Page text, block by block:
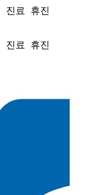
진료 휴진
진료 휴진